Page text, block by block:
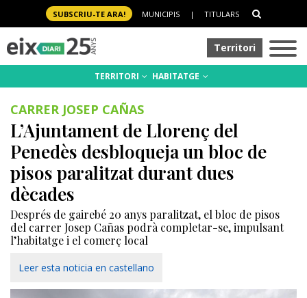
SUBSCRIU-TE ARA! MUNICIPIS | TITULARS
Territori
TERRITORI HABITATGE
CARRER JOSEP CAÑAS
L’Ajuntament de Llorenç del
Penedès desbloqueja un bloc de
pisos paralitzat durant dues
dècades
Després de gairebé 20 anys paralitzat, el bloc de pisos
del carrer Josep Cañas podrà completar-se, impulsant
l’habitatge i el comerç local
Leer esta noticia en castellano